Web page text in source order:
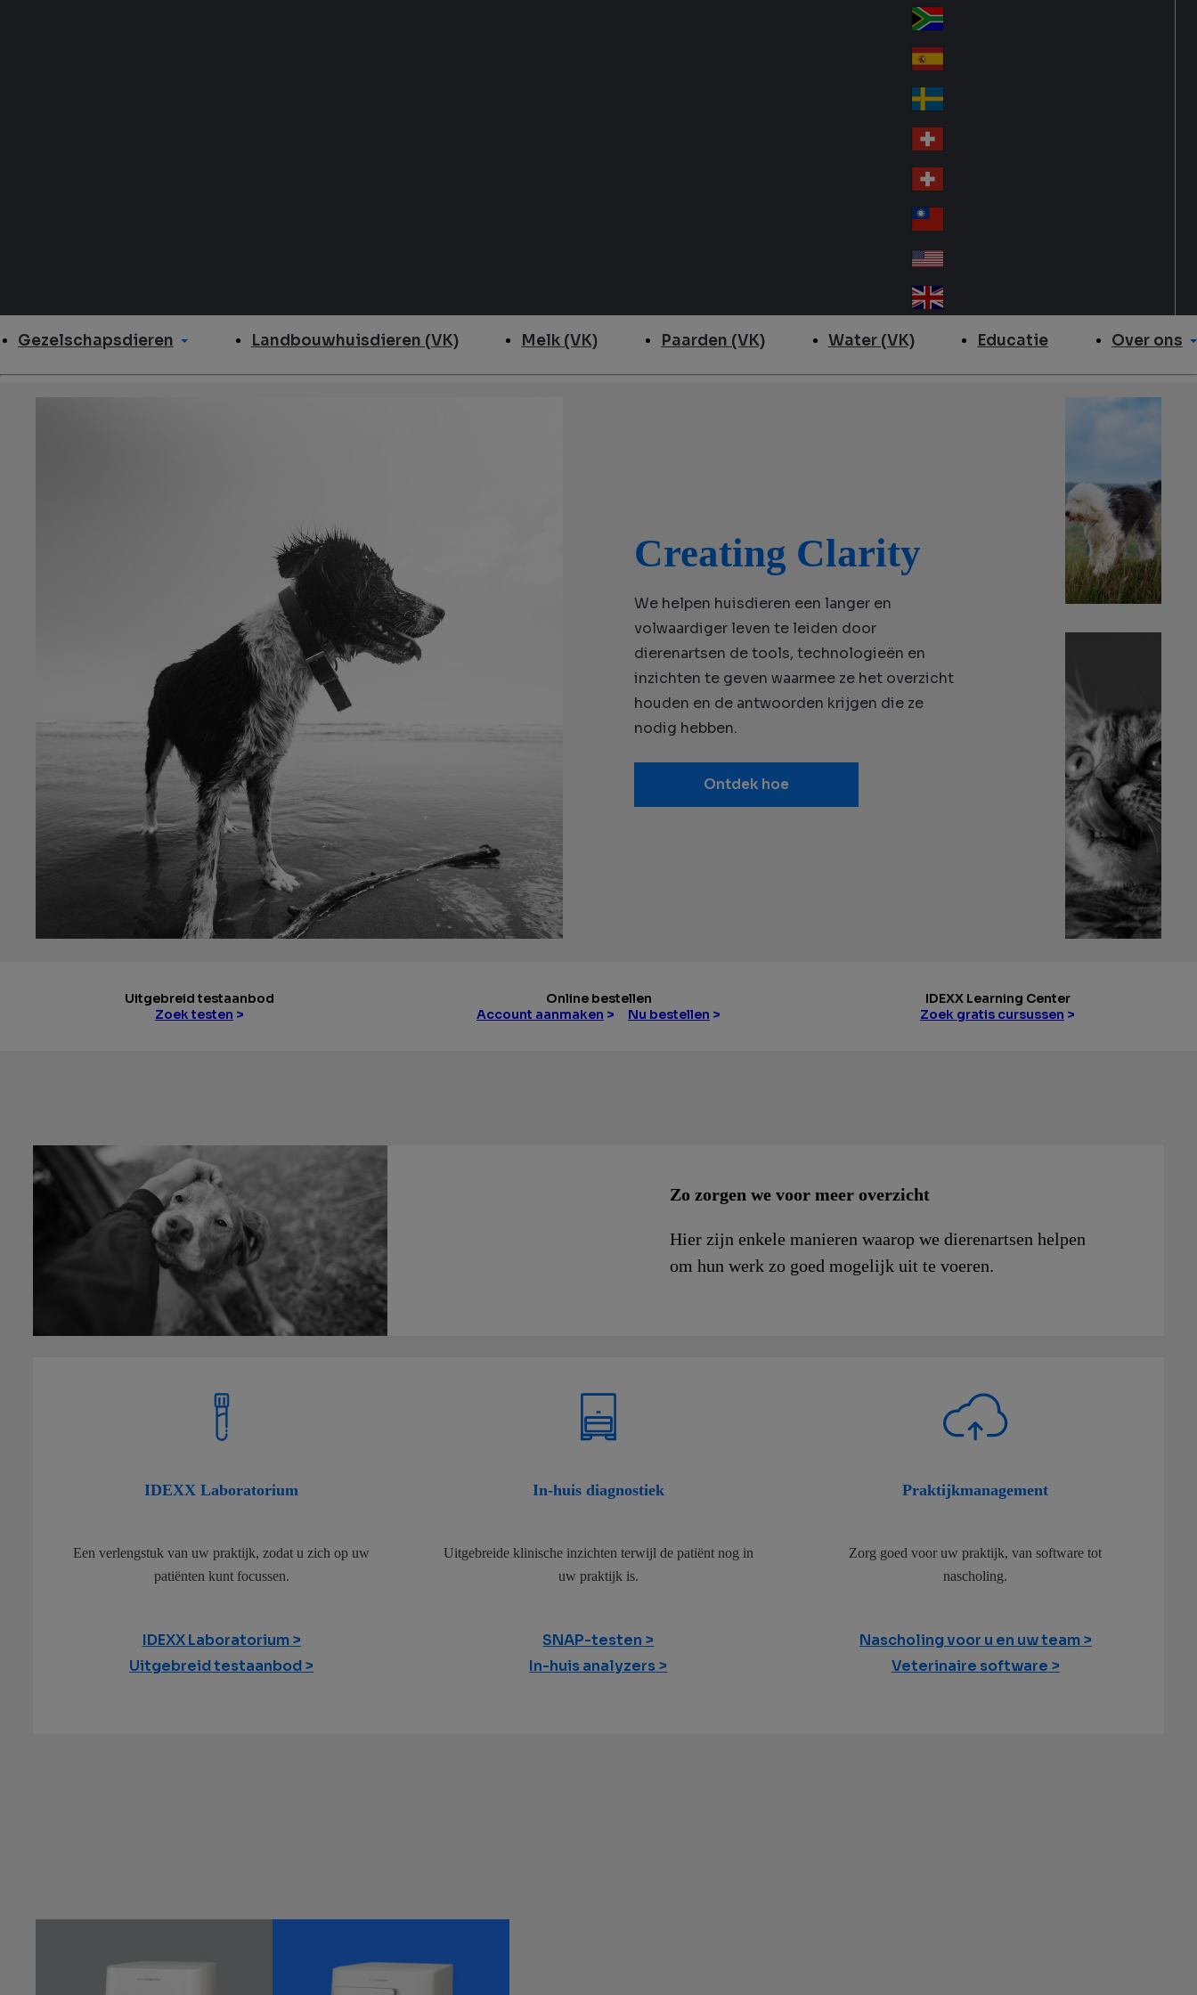
va
kia
So
uth
Af
ric
a
Sp
ain
Sw
ed
en
Sw
itz
erl
an
d
Sw
itz
erl
an
d
wa
n
A
Un
ite
Ki
Gezelschapsdieren Landbouwhuisdieren (VK) Melk (VK) Paarden (VK) Water (VK) Educatie Over ons
Creating Clarity
We helpen huisdieren een langer en
volwaardiger leven te leiden door
dierenartsen de tools, technologieën en
inzichten te geven waarmee ze het overzicht
houden en de antwoorden krijgen die ze
nodig hebben.
Ontdek hoe
Uitgebreid testaanbod
Zoek testen >
Online bestellen
Account aanmaken > Nu bestellen >
IDEXX Learning Center
Zoek gratis cursussen >
Zo zorgen we voor meer overzicht
Hier zijn enkele manieren waarop we dierenartsen helpen
om hun werk zo goed mogelijk uit te voeren.
IDEXX Laboratorium
Een verlengstuk van uw praktijk, zodat u zich op uw
patiënten kunt focussen.
IDEXX Laboratorium
Uitgebreid testaanbod
In-huis diagnostiek
Uitgebreide klinische inzichten terwijl de patiënt nog in
uw praktijk is.
SNAP-testen
In-huis analyzers
Praktijkmanagement
Zorg goed voor uw praktijk, van software tot
nascholing.
Nascholing voor u en uw team
Veterinaire software